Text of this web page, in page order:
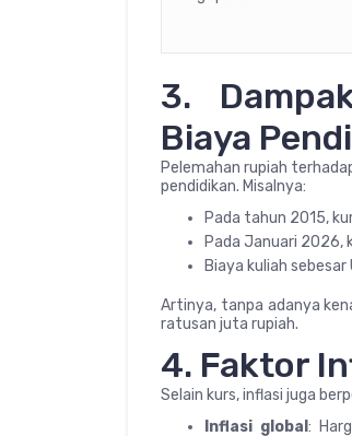
3.
Biaya
Pelemahan rupiah
pendidikan. Misalnya:
Pada tahun 2015,
Pada Januari 2026,
Biaya kuliah
Artinya, tanpa adanya
ratusan juta rupiah.
4. Faktor
Selain kurs, inflasi juga
Inflasi global :